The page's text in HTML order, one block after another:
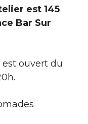
est 145
Bar Sur
est ouvert du